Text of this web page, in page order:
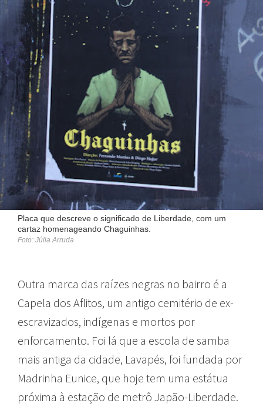
Placa que descreve o significado de Liberdade, com um
cartaz homenageando Chaguinhas.
Foto: Júlia Arruda
Outra marca das raízes negras no bairro é a
Capela dos Aflitos, um antigo cemitério de ex-
escravizados, indígenas e mortos por
enforcamento. Foi lá que a escola de samba
mais antiga da cidade, Lavapés, foi fundada por
Madrinha Eunice, que hoje tem uma estátua
próxima à estação de metrô Japão-Liberdade.